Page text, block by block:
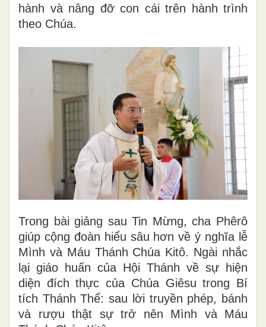
hành và nâng đỡ con cái trên hành trình
theo Chúa.
Trong bài giảng sau Tin Mừng, cha Phêrô
giúp cộng đoàn hiểu sâu hơn về ý nghĩa lễ
Mình và Máu Thánh Chúa Kitô. Ngài nhắc
lại giáo huấn của Hội Thánh về sự hiện
diện đích thực của Chúa Giêsu trong Bí
tích Thánh Thể: sau lời truyền phép, bánh
và rượu thật sự trở nên Mình và Máu